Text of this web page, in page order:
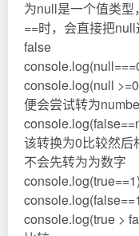
为null是一个值类
==时，会直接把
false
console.log(null
便会尝试转为
该转换为0比较然后
不会先转为为数字
console.log(true >